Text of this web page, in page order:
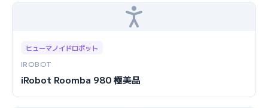
ヒューマノイドロボット
IROBOT
iRobot Roomba 980 極美品